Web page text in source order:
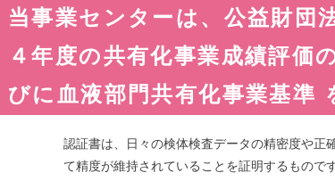
当事業センターは、公益財団
４年度の共有化事業成績評価
びに血液部門共有化事業基準
認証書は、日々の検体検査データの精密度や正
て精度が維持されていることを証明するものです